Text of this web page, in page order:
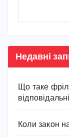
Недавні
Що таке
Коли закон